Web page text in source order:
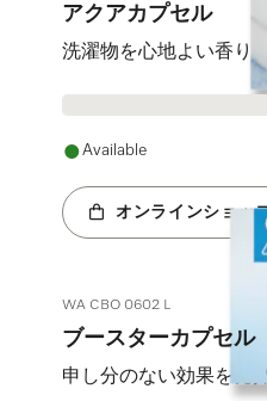
アクアカプセル
洗濯物を心地よい香り
Available
オンラインショッ
WA CBO 0602 L
ブースターカプセル
申し分のない効果を発